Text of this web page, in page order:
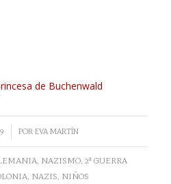
de Buchenwald
POREVA MARTÍN
, NAZISMO, 2ª GUERRA
, NAZIS, NIÑOS